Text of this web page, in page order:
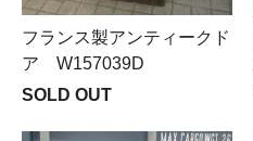
フランス製アンティークド
ア W157039D
SOLD OUT